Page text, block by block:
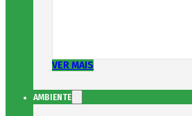
VER MAIS
AMBIENTE